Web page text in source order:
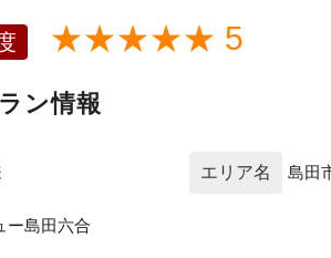
★★★★★ 5
ン情報
エリア名 島田
ー島田六合